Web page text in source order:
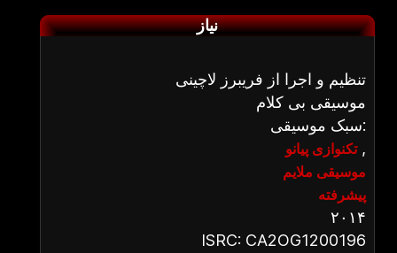
نیاز
تنظیم و اجرا از فریبرز لاچینی
موسیقی بی کلام
سبک موسیقی:
تکنوازی پیانو,
موسیقی ملایم
پیشرفته
۲۰۱۴
ISRC: CA2OG1200196